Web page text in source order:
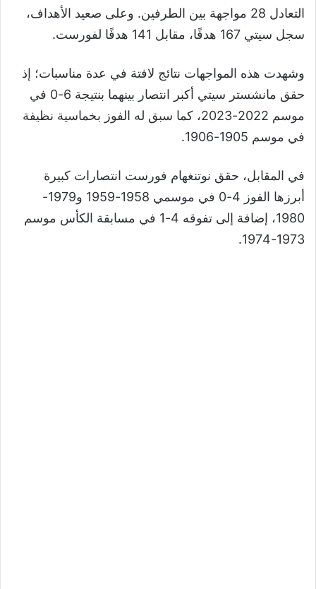
التعادل 28 مواجهة بين الطرفين. وعلى صعيد الأهداف،
سجل سيتي 167 هدفًا، مقابل 141 هدفًا لفورست.
وشهدت هذه المواجهات نتائج لافتة في عدة مناسبات؛ إذ
حقق مانشستر سيتي أكبر انتصار بينهما بنتيجة 6-0 في
موسم 2022-2023، كما سبق له الفوز بخماسية نظيفة
في موسم 1905-1906.
في المقابل، حقق نوتنغهام فورست انتصارات كبيرة
أبرزها الفوز 4-0 في موسمي 1958-1959 و1979-
1980، إضافة إلى تفوقه 4-1 في مسابقة الكأس موسم
1973-1974.